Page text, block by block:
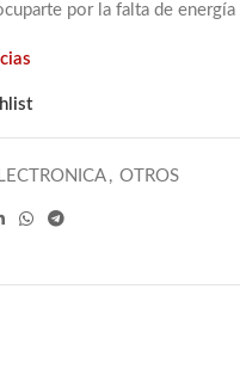
por la falta de energía
, OTROS